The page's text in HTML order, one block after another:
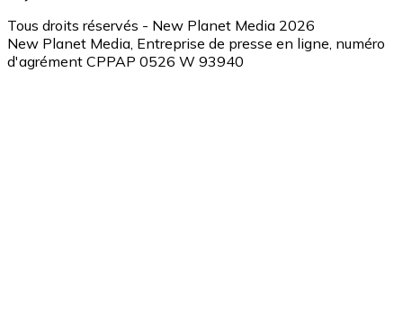
Tous droits réservés - New Planet Media 2026
New Planet Media, Entreprise de presse en ligne, numéro
d'agrément CPPAP 0526 W 93940